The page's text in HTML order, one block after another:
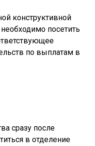
конструктивной
посетить
по выплатам в
сразу после
в отделение